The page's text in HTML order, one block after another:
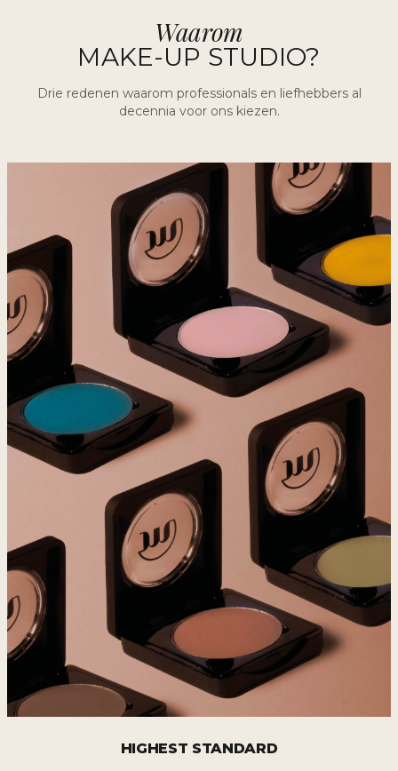
Waarom
MAKE-UP STUDIO?
Drie redenen waarom professionals en liefhebbers al
decennia voor ons kiezen.
HIGHEST STANDARD